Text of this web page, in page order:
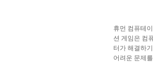
and Germany
the present
are sharply
opposed,
휴먼 컴퓨테이
션 게임은 컴
터가 해결하기
어려운 문제를